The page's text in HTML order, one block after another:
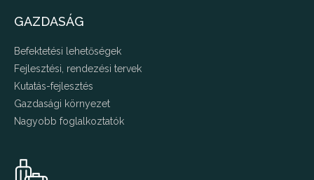
GAZDASÁG
Befektetési lehetőségek
Fejlesztési, rendezési tervek
Kutatás-fejlesztés
Gazdasági környezet
Nagyobb foglalkoztatók